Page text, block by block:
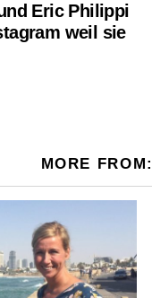
Eric Philippi
weil sie
MORE FROM: